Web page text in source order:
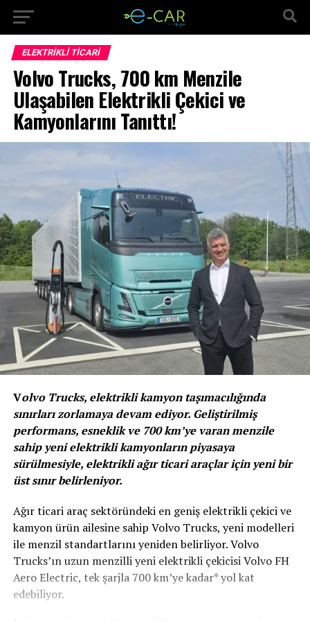
ELEKTRIKLI TICARI
Volvo Trucks, 700 km Menzile
Ulaşabilen Elektrikli Çekici ve
Kamyonlarını Tanıttı!
Volvo Trucks, elektrikli kamyon taşımacılığında
sınırları zorlamaya devam ediyor. Geliştirilmiş
performans, esneklik ve 700 km’ye varan menzile
sahip yeni elektrikli kamyonların piyasaya
sürülmesiyle, elektrikli ağır ticari araçlar için yeni bir
üst sınır belirleniyor.
Ağır ticari araç sektöründeki en geniş elektrikli çekici ve
kamyon ürün ailesine sahip Volvo Trucks, yeni modelleri
ile menzil standartlarını yeniden belirliyor. Volvo
Trucks’ın uzun menzilli yeni elektrikli çekicisi Volvo FH
Aero Electric, tek şarjla 700 km’ye kadar* yol kat
edebiliyor.